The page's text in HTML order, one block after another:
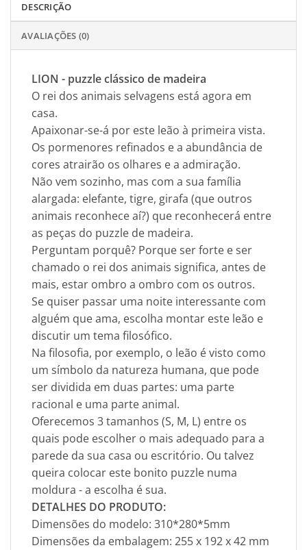
DESCRIÇÃO
AVALIAÇÕES (0)
LION - puzzle clássico de madeira
O rei dos animais selvagens está agora em
casa.
Apaixonar-se-á por este leão à primeira vista.
Os pormenores refinados e a abundância de
cores atrairão os olhares e a admiração.
Não vem sozinho, mas com a sua família
alargada: elefante, tigre, girafa (que outros
animais reconhece aí?) que reconhecerá entre
as peças do puzzle de madeira.
Perguntam porquê? Porque ser forte e ser
chamado o rei dos animais significa, antes de
mais, estar ombro a ombro com os outros.
Se quiser passar uma noite interessante com
alguém que ama, escolha montar este leão e
discutir um tema filosófico.
Na filosofia, por exemplo, o leão é visto como
um símbolo da natureza humana, que pode
ser dividida em duas partes: uma parte
racional e uma parte animal.
Oferecemos 3 tamanhos (S, M, L) entre os
quais pode escolher o mais adequado para a
parede da sua casa ou escritório. Ou talvez
queira colocar este bonito puzzle numa
moldura - a escolha é sua.
DETALHES DO PRODUTO:
Dimensões do modelo: 310*280*5mm
Dimensões da embalagem: 255 x 192 x 42 mm